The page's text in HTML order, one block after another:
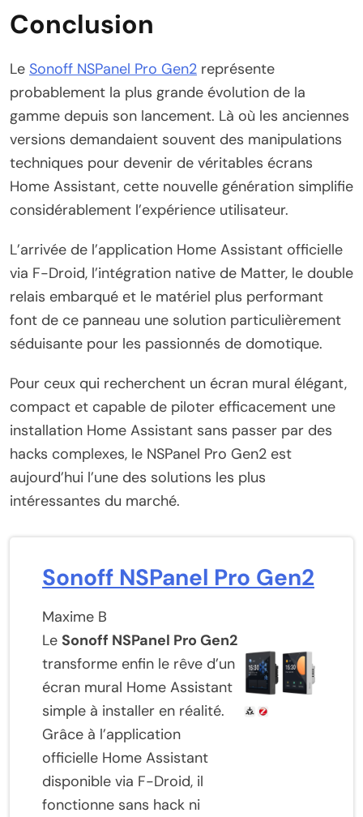
Conclusion
Le Sonoff NSPanel Pro Gen2 représente
probablement la plus grande évolution de la
gamme depuis son lancement. Là où les anciennes
versions demandaient souvent des manipulations
techniques pour devenir de véritables écrans
Home Assistant, cette nouvelle génération simplifie
considérablement l’expérience utilisateur.
L’arrivée de l’application Home Assistant officielle
via F-Droid, l’intégration native de Matter, le double
relais embarqué et le matériel plus performant
font de ce panneau une solution particulièrement
séduisante pour les passionnés de domotique.
Pour ceux qui recherchent un écran mural élégant,
compact et capable de piloter efficacement une
installation Home Assistant sans passer par des
hacks complexes, le NSPanel Pro Gen2 est
aujourd’hui l’une des solutions les plus
intéressantes du marché.
Sonoff NSPanel Pro Gen2
Maxime B
Le Sonoff NSPanel Pro Gen2
transforme enfin le rêve d’un
écran mural Home Assistant
simple à installer en réalité.
Grâce à l’application
officielle Home Assistant
disponible via F-Droid, il
fonctionne sans hack ni